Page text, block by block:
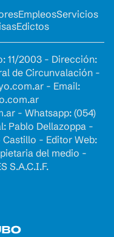
EmpleosServicios
Edictos
11/2003 - Dirección:
de Circunvalación -
- Email:
- Whatsapp: (054)
Pablo Dellazoppa -
- Editor Web:
del medio -
S.A.C.I.F.